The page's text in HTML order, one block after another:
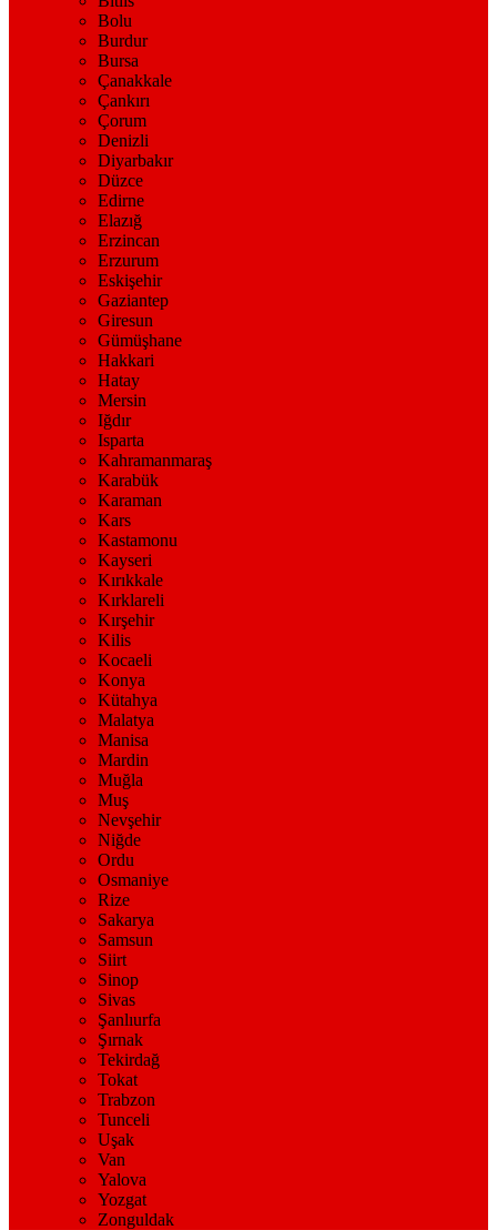
Bolu
Burdur
Bursa
Çanakkale
Çankırı
Çorum
Denizli
Diyarbakır
Düzce
Edirne
Elazığ
Erzincan
Erzurum
Eskişehir
Gaziantep
Giresun
Gümüşhane
Hakkari
Hatay
Mersin
Iğdır
Isparta
Kahramanmaraş
Karabük
Karaman
Kars
Kastamonu
Kayseri
Kırıkkale
Kırklareli
Kırşehir
Kilis
Kocaeli
Konya
Kütahya
Malatya
Manisa
Mardin
Muğla
Muş
Nevşehir
Niğde
Ordu
Osmaniye
Rize
Sakarya
Samsun
Siirt
Sinop
Sivas
Şanlıurfa
Şırnak
Tekirdağ
Tokat
Trabzon
Tunceli
Uşak
Van
Yalova
Yozgat
Zonguldak